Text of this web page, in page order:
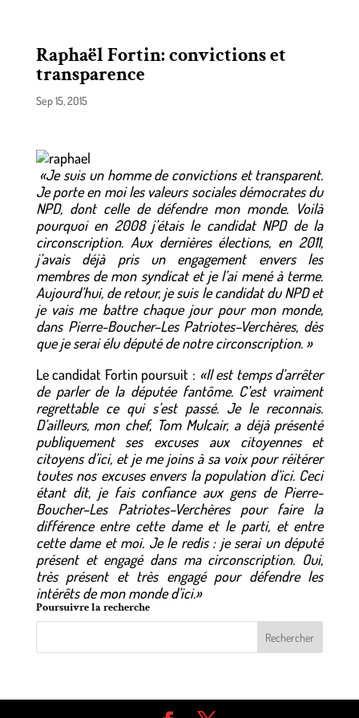
Raphaël Fortin: convictions et
transparence
Sep 15, 2015
«Je suis un homme de convictions et transparent.
Je porte en moi les valeurs sociales démocrates du
NPD, dont celle de défendre mon monde. Voilà
pourquoi en 2008 j’étais le candidat NPD de la
circonscription. Aux dernières élections, en 2011,
j’avais déjà pris un engagement envers les
membres de mon syndicat et je l’ai mené à terme.
Aujourd’hui, de retour, je suis le candidat du NPD et
je vais me battre chaque jour pour mon monde,
dans Pierre-Boucher–Les Patriotes–Verchères, dès
que je serai élu député de notre circonscription. »
Le candidat Fortin poursuit : «Il est temps d’arrêter
de parler de la députée fantôme. C’est vraiment
regrettable ce qui s’est passé. Je le reconnais.
D’ailleurs, mon chef, Tom Mulcair, a déjà présenté
publiquement ses excuses aux citoyennes et
citoyens d’ici, et je me joins à sa voix pour réitérer
toutes nos excuses envers la population d’ici. Ceci
étant dit, je fais confiance aux gens de Pierre-
Boucher–Les Patriotes–Verchères pour faire la
différence entre cette dame et le parti, et entre
cette dame et moi. Je le redis : je serai un député
présent et engagé dans ma circonscription. Oui,
très présent et très engagé pour défendre les
intérêts de mon monde d’ici.»
Poursuivre la recherche